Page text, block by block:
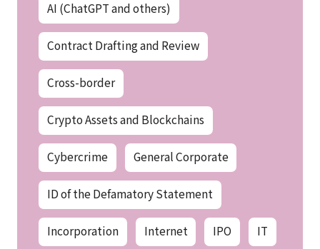
AI (ChatGPT and others)
Contract Drafting and Review
Cross-border
Crypto Assets and Blockchains
Cybercrime General Corporate
ID of the Defamatory Statement
Incorporation Internet IPO IT